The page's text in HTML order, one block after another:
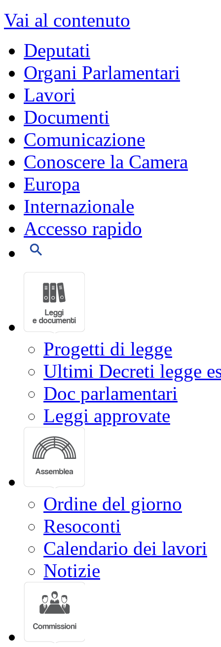
Vai al contenuto
Deputati
Organi Parlamentari
Lavori
Documenti
Comunicazione
Conoscere la Camera
Europa
Internazionale
Accesso rapido
Progetti di legge
Ultimi Decreti legge
Doc parlamentari
Leggi approvate
Ordine del giorno
Resoconti
Calendario dei lavori
Notizie